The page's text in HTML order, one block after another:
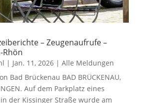
– Zeugenaufrufe –
Rhön
| Jan. 11, 2026| Alle Meldungen
Bad Brückenau BAD BRÜCKENAU,
Auf dem Parkplatz eines
der Kissinger Straße wurde am